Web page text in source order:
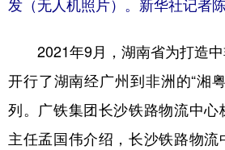
浙江 安徽
山东 河南
发（无人机照片）。新华社记者
2021年9月，湖南省为打造中
开行了湖南经广州到非洲的“湘
列。广铁集团长沙铁路物流中
主任孟国伟介绍，长沙铁路物流